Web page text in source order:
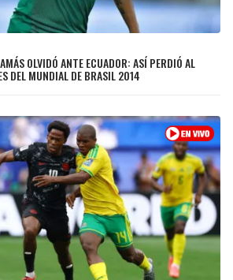
OLVIDÓ ANTE ECUADOR: ASÍ PERDIÓ AL
DEL MUNDIAL DE BRASIL 2014